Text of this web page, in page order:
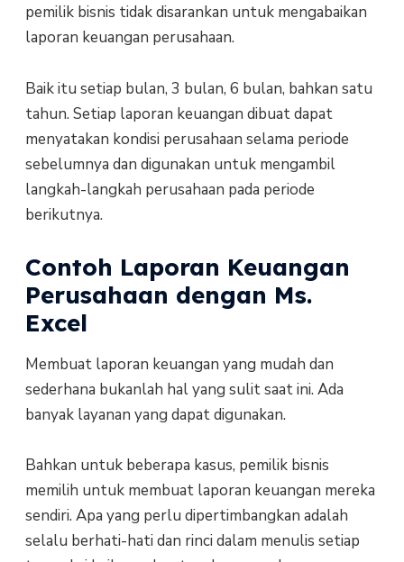
pemilik bisnis tidak disarankan untuk mengabaikan
laporan keuangan perusahaan.
Baik itu setiap bulan, 3 bulan, 6 bulan, bahkan satu
tahun. Setiap laporan keuangan dibuat dapat
menyatakan kondisi perusahaan selama periode
sebelumnya dan digunakan untuk mengambil
langkah-langkah perusahaan pada periode
berikutnya.
Contoh Laporan Keuangan
Perusahaan dengan Ms.
Excel
Membuat laporan keuangan yang mudah dan
sederhana bukanlah hal yang sulit saat ini. Ada
banyak layanan yang dapat digunakan.
Bahkan untuk beberapa kasus, pemilik bisnis
memilih untuk membuat laporan keuangan mereka
sendiri. Apa yang perlu dipertimbangkan adalah
selalu berhati-hati dan rinci dalam menulis setiap